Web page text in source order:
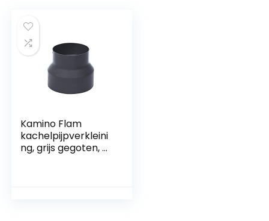
Kamino Flam
kachelpijpverkleini
ng, grijs gegoten, Ø